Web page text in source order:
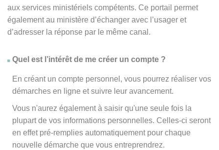
aux services ministériels compétents. Ce portail permet
également au ministère d’échanger avec l’usager et
d’adresser la réponse par le même canal.
Quel est l’intérêt de me créer un compte ?
En créant un compte personnel, vous pourrez réaliser vos
démarches en ligne et suivre leur avancement.
Vous n'aurez également à saisir qu'une seule fois la
plupart de vos informations personnelles. Celles-ci seront
en effet pré-remplies automatiquement pour chaque
nouvelle démarche que vous entreprendrez.